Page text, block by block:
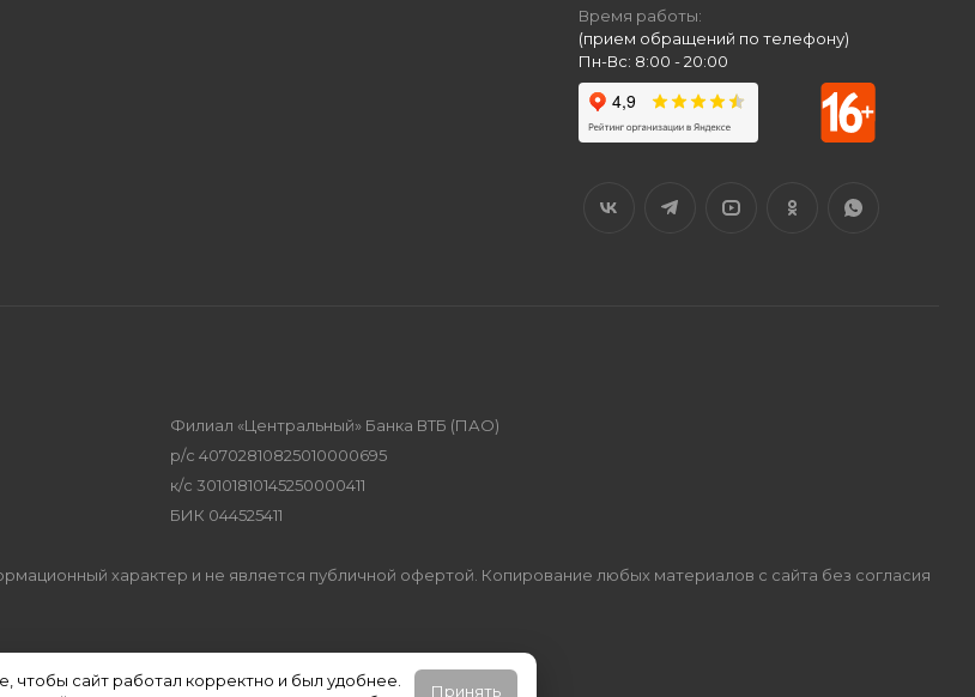
чтобы сайт работал корректно и был удобнее.
Принять
Время работы:
(прием обращений по телефону)
Пн-Вс: 8:00 - 20:00
Филиал «Центральный» Банка ВТБ (ПАО)
р/с 40702810825010000695
к/с 30101810145250000411
БИК 044525411
характер и не является публичной офертой. Копирование любых материалов с сайта без согласия